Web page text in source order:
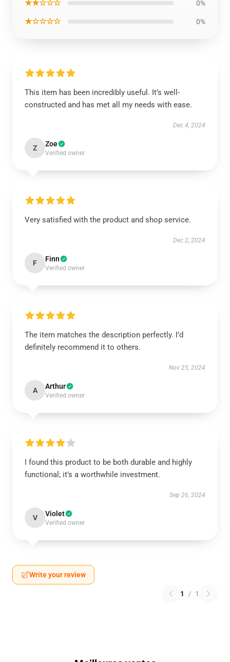
★★☆☆☆ 0%
★☆☆☆☆ 0%
This item has been incredibly useful. It’s well-
constructed and has met all my needs with ease.
Dec 4, 2024
Z Zoe
Verified owner
Very satisfied with the product and shop service.
Dec 2, 2024
F Finn
Verified owner
The item matches the description perfectly. I’d
definitely recommend it to others.
Nov 25, 2024
A Arthur
Verified owner
I found this product to be both durable and highly
functional; it’s a worthwhile investment.
Sep 26, 2024
V Violet
Verified owner
Write your review
1 / 1